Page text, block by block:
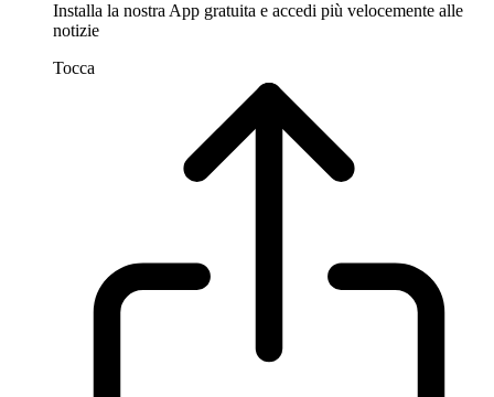
Installa la nostra App gratuita e accedi più velocemente alle
notizie
Tocca